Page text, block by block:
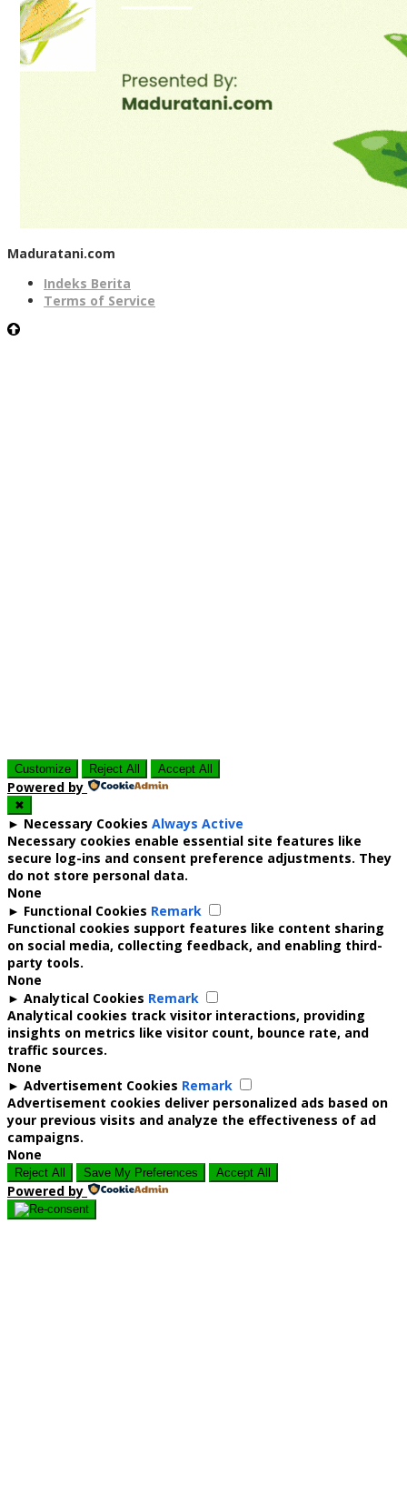
Maduratani.com
Indeks Berita
Terms of Service
Customize Reject All Accept All
Powered by
✖
► Necessary Cookies Always Active
Necessary cookies enable essential site features like
secure log-ins and consent preference adjustments. They
do not store personal data.
None
► Functional Cookies Remark
Functional cookies support features like content sharing
on social media, collecting feedback, and enabling third-
party tools.
None
► Analytical Cookies Remark
Analytical cookies track visitor interactions, providing
insights on metrics like visitor count, bounce rate, and
traffic sources.
None
► Advertisement Cookies Remark
Advertisement cookies deliver personalized ads based on
your previous visits and analyze the effectiveness of ad
campaigns.
None
Reject All Save My Preferences Accept All
Powered by